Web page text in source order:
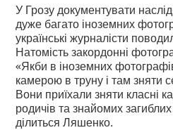
У Грозу документувати
дуже багато іноземних
українські журналісти
Натомість закордонні
«Якби в іноземних
камерою в труну і там зняти
Вони приїхали зняти класні
родичів та знайомих
ділиться Ляшенко.